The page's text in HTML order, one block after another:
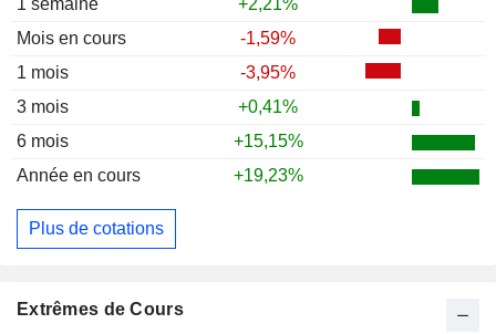
1 semaine
+2,21%
Mois en cours
-1,59%
1 mois
-3,95%
3 mois
+0,41%
6 mois
+15,15%
Année en cours
+19,23%
Plus de cotations
Extrêmes de Cours